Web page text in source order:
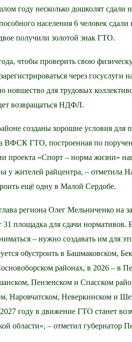
году несколько дошколят сдали
населения 6 человек
получили золотой знак ГТО.
чтобы проверить свою
через
новшество для трудовых
возвращаться НДФЛ.
созданы хорошие условия
ВФСК ГТО, построенная по
проекта «Спорт – норма жизни»
у жителей райцентра, – отметила
ещё одну в Малой Сердобе.
региона Олег Мельниченко на
31 площадка для сдачи
– нужно создавать им для
обустроить в Башмаковском,
районах, в 2026 – в
Пензенском и Спасском
Наровчатском, Неверкинском и
году в движение ГТО станет
области», – отметил губернатор